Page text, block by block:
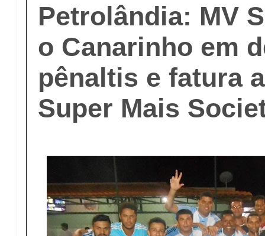
Petrolândia: MV
o Canarinho em
pênaltis e fatura
Super Mais